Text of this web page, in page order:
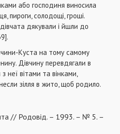
або господиня виносила
пироги, солодощі, гроші.
дякували і йшли до
Куста на тому самому
Дівчину перевдягали в
неї вітами та вінками,
зілля в жито, щоб родило.
// Родовід. – 1993. – № 5. –